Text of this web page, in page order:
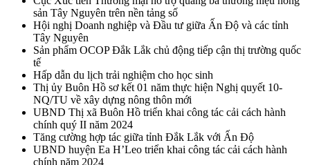
sản Tây Nguyên trên nền tảng số
Hội nghị Doanh nghiệp và Đầu tư giữa Ấn Độ và các tỉnh
Tây Nguyên
Sản phẩm OCOP Đắk Lắk chủ động tiếp cận thị trường quốc
tế
Hấp dẫn du lịch trải nghiệm cho học sinh
Thị ủy Buôn Hồ sơ kết 01 năm thực hiện Nghị quyết 10-
NQ/TU về xây dựng nông thôn mới
UBND Thị xã Buôn Hồ triển khai công tác cải cách hành
chính quý II năm 2024
Tăng cường hợp tác giữa tỉnh Đắk Lắk với Ấn Độ
UBND huyện Ea H’Leo triển khai công tác cải cách hành
chính năm 2024